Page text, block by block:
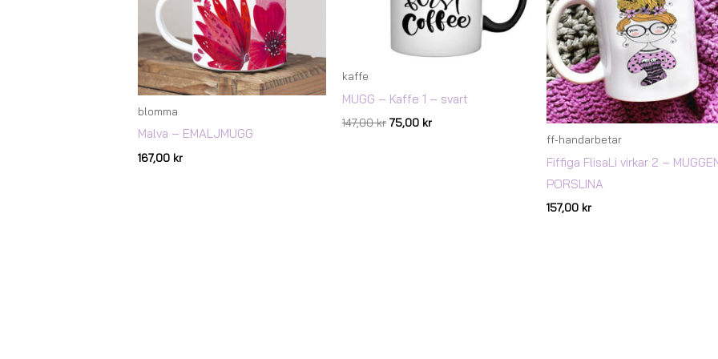
blomma
Malva – EMALJMUGG
167,00 kr
kaffe
MUGG – Kaffe 1 – svart
147,00kr 75,00 kr
ff-handarbetar
Fiffiga FlisaLi virkar 2 –
PORSLINA
157,00 kr